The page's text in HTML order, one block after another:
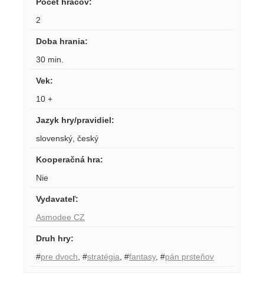
2
Doba hrania:
30 min.
Vek:
10 +
Jazyk hry/pravidiel:
slovenský český
Kooperačná hra:
Nie
Vydavateľ:
Asmodee CZ
Druh hry:
#pre dvoch #stratégia #fantasy, #pán prsteňov